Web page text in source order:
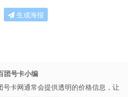
快递处/专属链接首充有礼：
生成海报
团号卡小编
号卡网通常会提供透明的价格信息，让